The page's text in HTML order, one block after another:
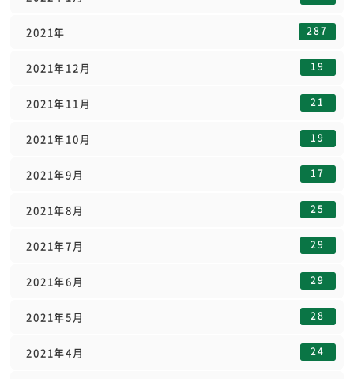
2021年 287
2021年12月 19
2021年11月 21
2021年10月 19
2021年9月 17
2021年8月 25
2021年7月 29
2021年6月 29
2021年5月 28
2021年4月 24